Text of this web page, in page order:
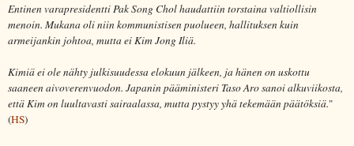
Entinen varapresidentti Pak Song Chol haudattiin torstaina valtiollisin
menoin. Mukana oli niin kommunistisen puolueen, hallituksen kuin
armeijankin johtoa, mutta ei Kim Jong Iliä.
Kimiä ei ole nähty julkisuudessa elokuun jälkeen, ja hänen on uskottu
saaneen aivoverenvuodon. Japanin pääministeri Taso Aro sanoi alkuviikosta,
että Kim on luultavasti sairaalassa, mutta pystyy yhä tekemään päätöksiä."
(HS)